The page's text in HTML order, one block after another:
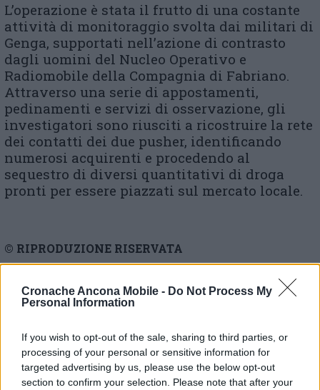
Cronache Ancona Mobile - Do Not Process My
Personal Information
If you wish to opt-out of the sale, sharing to third parties, or
processing of your personal or sensitive information for
targeted advertising by us, please use the below opt-out
section to confirm your selection. Please note that after your
L’operazione è stata il frutto di una costante
attività di monitoraggio svolta dai militari di
Genga, supportati nell’azione di contrasto
dagli uomini del Nucleo Operativo e
Radiomobile della Compagnia di Fabriano.
Attraverso una serie di appostamenti,
pedinamenti e servizi di osservazione, gli
investigatori sono riusciti a ricostruire la rete
dei contatti dei due pusher, identificando
numerosi acquirenti e procedendo al
sequestro di diversi quantitativi di droga
pronti per essere piazzati sul mercato locale.
© RIPRODUZIONE RISERVATA
Vai alla home